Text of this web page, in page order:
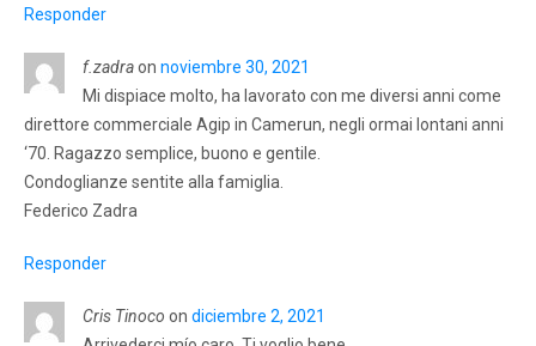
Responder
f.zadraon noviembre 30, 2021
Mi dispiace molto, ha lavorato con me diversi anni come
direttore commerciale Agip in Camerun, negli ormai lontani anni
‘70. Ragazzo semplice, buono e gentile.
Condoglianze sentite alla famiglia.
Federico Zadra
Responder
Cris Tinoco on diciembre 2, 2021